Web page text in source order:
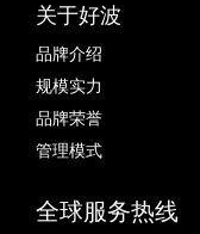
关于好波
品牌介绍
规模实力
品牌荣誉
管理模式
全球服务热线